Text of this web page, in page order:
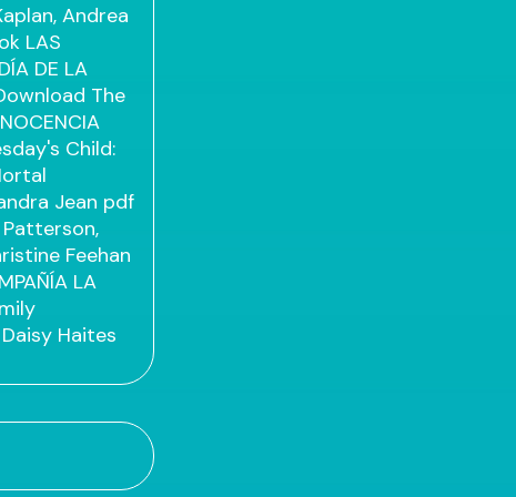
Andrea
LAS
DE LA
The
Child:
Jean pdf
Feehan
LA
Haites